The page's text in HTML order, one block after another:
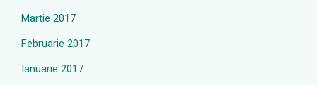
Martie 2017
Februarie 2017
Ianuarie 2017